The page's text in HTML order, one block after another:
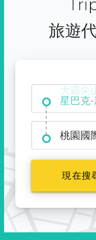
旅遊
大霸尖
桃園國
現在搜